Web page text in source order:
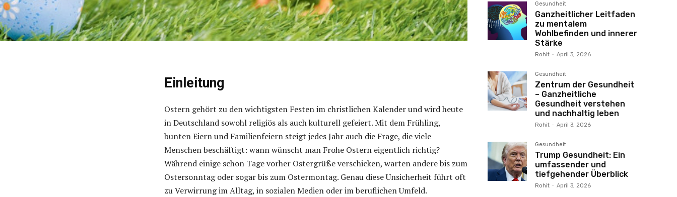
Einleitung
Ostern gehört zu den wichtigsten Festen im christlichen Kalender und wird heute
in Deutschland sowohl religiös als auch kulturell gefeiert. Mit dem Frühling,
bunten Eiern und Familienfeiern steigt jedes Jahr auch die Frage, die viele
Menschen beschäftigt: wann wünscht man Frohe Ostern eigentlich richtig?
Während einige schon Tage vorher Ostergrüße verschicken, warten andere bis zum
Ostersonntag oder sogar bis zum Ostermontag. Genau diese Unsicherheit führt oft
zu Verwirrung im Alltag, in sozialen Medien oder im beruflichen Umfeld.
Gesundheit
Ganzheitlicher Leitfaden
zu mentalem
Wohlbefinden und innerer
Stärke
Rohit - April 3, 2026
Gesundheit
Zentrum der Gesundheit
– Ganzheitliche
Gesundheit verstehen
und nachhaltig leben
Rohit - April 3, 2026
Gesundheit
Trump Gesundheit: Ein
umfassender und
tiefgehender Überblick
Rohit - April 3, 2026